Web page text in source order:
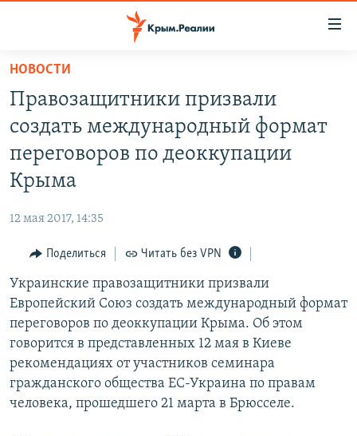
Вернуться
основному
содержанию
главной
Вернутся
поиску
СПЕЦПРОЕКТЫ
ИСТОРИЯ
ИНФОГРАФИКА
ТЕЛЕПРОЕКТ КРЫМ.РЕАЛИИ
ПРОПАВШИЕ БЕЗ ВЕСТИ
ПОБЕДИТЕЛЕЙ НЕ СУДЯТ?
КРЫМ.НЕПОКОРЕННЫЙ
РАДІО СВОБОДА
КАК ОБОЙТИ БЛОКИРОВКУ
Українською
Qırımtatar
ПРИСОЕДИНЯЙТЕСЬ!
НОВОСТИ
Правозащитники призвали
создать международный формат
переговоров по деоккупации
Крыма
12 мая 2017, 14:35
Поделиться Читать без VPN
Украинские правозащитники призвали
Европейский Союз создать международный формат
переговоров по деоккупации Крыма. Об этом
говорится в представленных 12 мая в Киеве
рекомендациях от участников семинара
гражданского общества ЕС-Украина по правам
человека, прошедшего 21 марта в Брюсселе.